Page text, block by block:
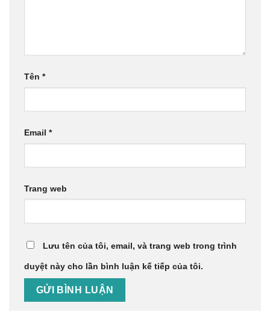
Tên *
Email *
Trang web
Lưu tên của tôi, email, và trang web trong trình
duyệt này cho lần bình luận kế tiếp của tôi.